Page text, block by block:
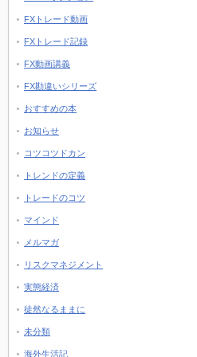
FXトレード動画
FXトレード記録
FX動画講義
FX勘違いシリーズ
おすすめの本
お知らせ
コツコツドカン
トレンドの定義
トレードのコツ
マインド
メルマガ
リスクマネジメント
実態経済
徒然なるままに
未分類
海外生活記